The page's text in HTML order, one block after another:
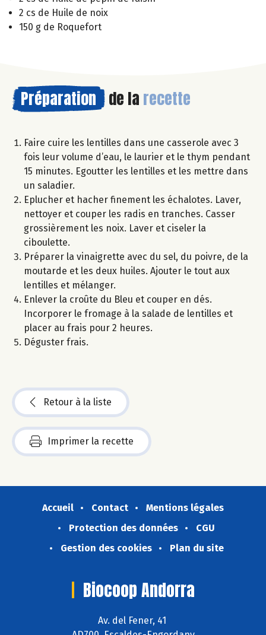
2 cs de Huile de noix
150 g de Roquefort
Préparation de la recette
Faire cuire les lentilles dans une casserole avec 3
fois leur volume d’eau, le laurier et le thym pendant
15 minutes. Egoutter les lentilles et les mettre dans
un saladier.
Eplucher et hacher finement les échalotes. Laver,
nettoyer et couper les radis en tranches. Casser
grossièrement les noix. Laver et ciseler la
ciboulette.
Préparer la vinaigrette avec du sel, du poivre, de la
moutarde et les deux huiles. Ajouter le tout aux
lentilles et mélanger.
Enlever la croûte du Bleu et couper en dés.
Incorporer le fromage à la salade de lentilles et
placer au frais pour 2 heures.
Déguster frais.
Retour à la liste
Imprimer la recette
Accueil Contact
Mentions légales
Protection des données
CGU
Gestion des cookies
Plan du site
Biocoop Andorra
Av. del Fener, 41